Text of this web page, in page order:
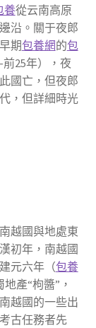
養從云南高原
沿。關于夜郎
期包養網的包
前25年），夜
國亡，但夜郎
，但詳細時光
越國與地處東
初年，南越國
元六年（包養
產“枸醬”，
越國的一些出
古任務者先